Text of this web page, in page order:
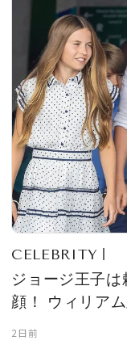
CELEBRITY
ジョージ王子
顔！ ウィリア
2日前